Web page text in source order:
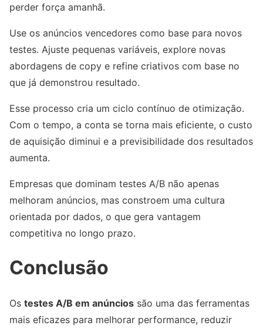
perder força amanhã.
Use os anúncios vencedores como base para novos
testes. Ajuste pequenas variáveis, explore novas
abordagens de copy e refine criativos com base no
que já demonstrou resultado.
Esse processo cria um ciclo contínuo de otimização.
Com o tempo, a conta se torna mais eficiente, o custo
de aquisição diminui e a previsibilidade dos resultados
aumenta.
Empresas que dominam testes A/B não apenas
melhoram anúncios, mas constroem uma cultura
orientada por dados, o que gera vantagem
competitiva no longo prazo.
Conclusão
Os testes A/B em anúncios são uma das ferramentas
mais eficazes para melhorar performance, reduzir